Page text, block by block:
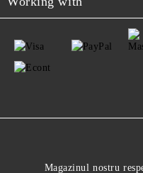
Magazinul nostru